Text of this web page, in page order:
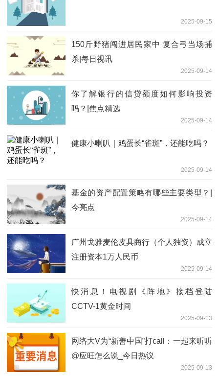
2025-09-15
150斤野猪闯进居民家中 复合弓当场捕
杀|每日视讯
2025-09-14
你了解银行的信贷额度如何影响投资
吗？|焦点精选
2025-09-14
健康小喇叭｜鸡蛋长“雀斑”，还能吃吗？
2025-09-14
基金的资产配置策略有哪些主要类型？|
今亮点
2025-09-14
广州戈雅麦伦皮具商行（个人独资）成立
注册资本1万人民币
2025-09-14
快消息！电视剧《阵地》接档登陆
CCTV-1黄金时间
2025-09-13
网络大V为“新善中国”打call：一起来听听
@应旺怎么说_今日热议
2025-09-13